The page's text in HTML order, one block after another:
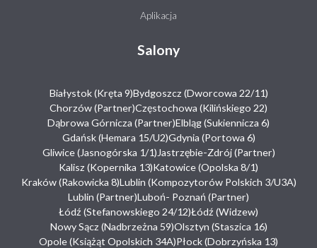
Aplikacja
Salony
Białystok (Kręta 9)Bydgoszcz (Dworcowa 22/11)
Chorzów (Partner)Częstochowa (Kilińskiego 22)
Dąbrowa Górnicza (Partner)Elbląg (Sukiennicza 6)
Gdańsk (Hemara 15/U2)Gdynia (Portowa 6)
Gliwice (Jasnogórska 1/1) Jastrzębie-Zdrój (Partner)
Kalisz (Kopernika 13)Katowice (Opolska 8/1)
Kraków (Rakowicka 8)Lublin (Kompozytorów Polskich 3/U3A)
Lublin (Partner)Luboń- Poznań (Partner)
Łódź (Stefanowskiego 24/12)Łódź (Widzew)
Nowy Sącz (Nadbrzeżna 59)Olsztyn (Staszica 16)
Opole (Książąt Opolskich 34A)Płock (Dobrzyńska 13)